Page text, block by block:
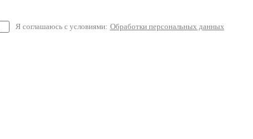
Я соглашаюсь с условиями: Обработки персональных данных